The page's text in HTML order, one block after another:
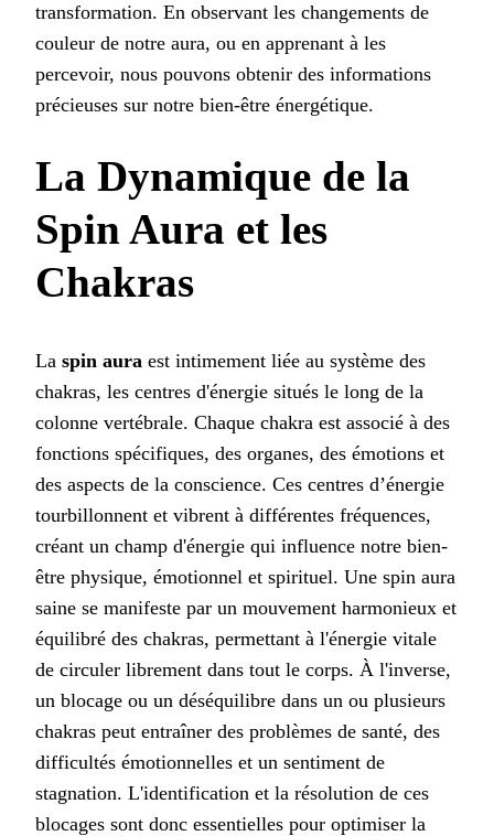
transformation. En observant les changements de
couleur de notre aura, ou en apprenant à les
percevoir, nous pouvons obtenir des informations
précieuses sur notre bien-être énergétique.
La Dynamique de la
Spin Aura et les
Chakras
La spin aura est intimement liée au système des
chakras, les centres d'énergie situés le long de la
colonne vertébrale. Chaque chakra est associé à des
fonctions spécifiques, des organes, des émotions et
des aspects de la conscience. Ces centres d’énergie
tourbillonnent et vibrent à différentes fréquences,
créant un champ d'énergie qui influence notre bien-
être physique, émotionnel et spirituel. Une spin aura
saine se manifeste par un mouvement harmonieux et
équilibré des chakras, permettant à l'énergie vitale
de circuler librement dans tout le corps. À l'inverse,
un blocage ou un déséquilibre dans un ou plusieurs
chakras peut entraîner des problèmes de santé, des
difficultés émotionnelles et un sentiment de
stagnation. L'identification et la résolution de ces
blocages sont donc essentielles pour optimiser la